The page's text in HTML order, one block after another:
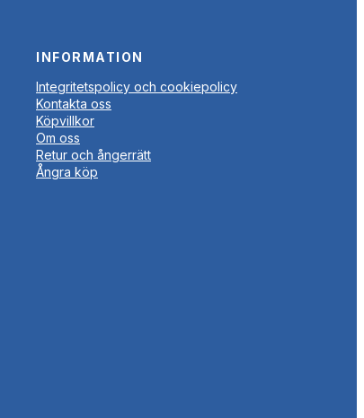
INFORMATION
Integritetspolicy och cookiepolicy
Kontakta oss
Köpvillkor
Om oss
Retur och ångerrätt
Ångra köp